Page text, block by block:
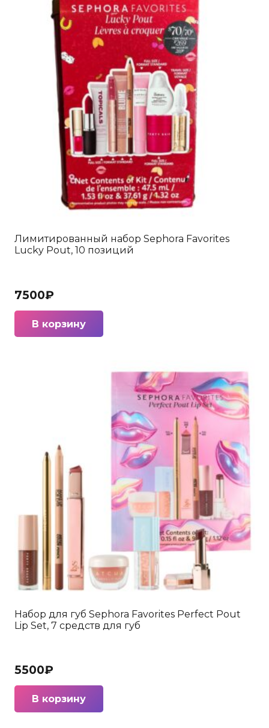
Лимитированный набор Sephora Favorites
Lucky Pout, 10 позиций
7500₽
В корзину
Набор для губ Sephora Favorites Perfect Pout
Lip Set, 7 средств для губ
5500₽
В корзину